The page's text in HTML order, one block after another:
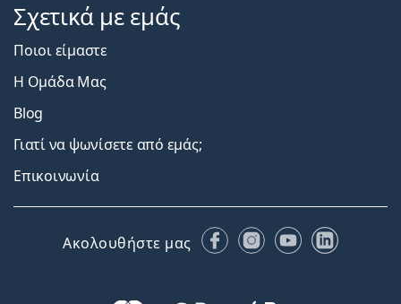
Σχετικά με εμάς
Ποιοι είμαστε
Η Ομάδα Μας
Blog
Γιατί να ψωνίσετε από εμάς;
Επικοινωνία
Ακολουθήστε μας FacebookInstagram
YouTubeLinkedIn